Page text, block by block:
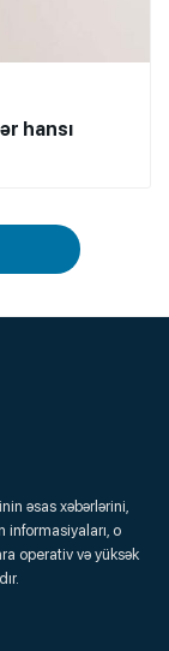
hansı
əsas xəbərlərini,
informasiyaları, o
operativ və yüksək